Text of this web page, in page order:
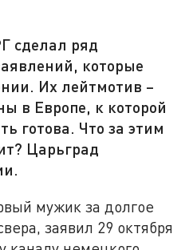
сделал ряд
которые
Их лейтмотив –
в Европе, к которой
готова. Что за этим
Царьград
мужик за долгое
заявил 29 октября